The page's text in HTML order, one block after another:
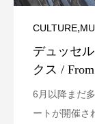
CULTURE,
デュッセ
クス /
6月以降まだ
ートが開催さ